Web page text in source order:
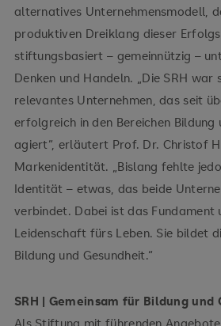
alternatives Unternehmensmodell,
produktiven Dreiklang dieser
stiftungsbasiert – gemeinnützig –
Denken und Handeln. „Die SRH war
relevantes Unternehmen, das seit
erfolgreich in den Bereichen Bildung
agiert“, erläutert Prof. Dr. Christof
Markenidentität. „Bislang fehlte
Identität – etwas, das beide
verbindet. Dabei ist das Fundament
Leidenschaft fürs Leben. Sie bildet
Bildung und Gesundheit.“
SRH | Gemeinsam für Bildung und
Als Stiftung mit führenden